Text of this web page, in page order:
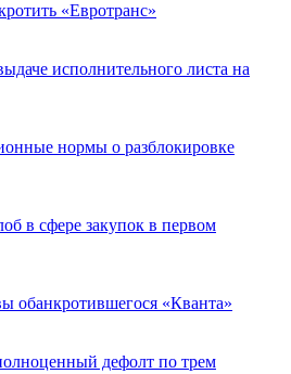
«Евротранс»
исполнительного листа на
нормы о разблокировке
в сфере закупок в первом
обанкротившегося «Кванта»
дефолт по трем